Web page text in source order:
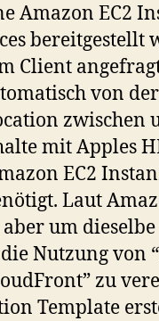
Amazon EC2
bereitgestellt
Client
von
mit Apples
EC2
Laut
um dieselbe
Nutzung von
zu
Template